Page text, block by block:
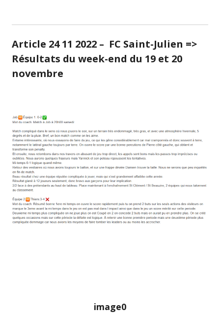
Article 24 11 2022 – FC Saint-Julien =>
Résultats du week-end du 19 et 20
novembre
image0